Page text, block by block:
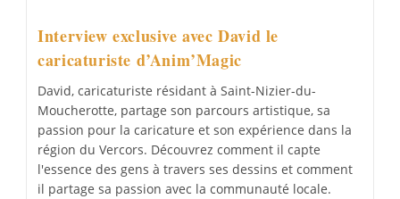
Interview exclusive avec David le
caricaturiste d’Anim’Magic
David, caricaturiste résidant à Saint-Nizier-du-
Moucherotte, partage son parcours artistique, sa
passion pour la caricature et son expérience dans la
région du Vercors. Découvrez comment il capte
l'essence des gens à travers ses dessins et comment
il partage sa passion avec la communauté locale.